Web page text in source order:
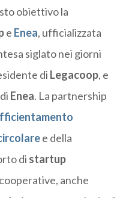
obiettivo la
e Enea, ufficializzata
siglato nei giorni
di Legacoop, e
Enea. La partnership
e della
di startup
anche